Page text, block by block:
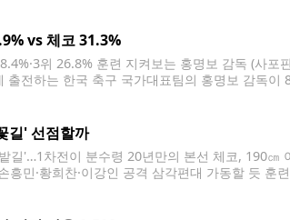
vs 체코 31.3%
위 26.8% 훈련 지켜보는 홍명보 감독 (사포
전하는 한국 축구 국가대표팀의 홍명보 감독이
길' 선점할까
길'…1차전이 분수령 20년만의 본선 체코, 190㎝
민·황희찬·이강인 공격 삼각편대 가동할 듯 훈